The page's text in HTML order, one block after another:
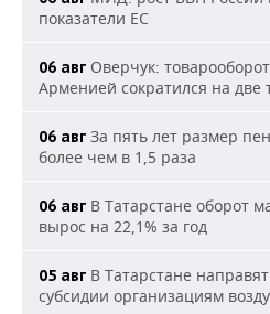
показатели ЕС
06 авг Оверчук:
Арменией сократился на две
06 авг За пять лет размер
более чем в 1,5 раза
06 авг В Татарстане оборот
вырос на 22,1% за год
05 авг В Татарстане
субсидии организациям